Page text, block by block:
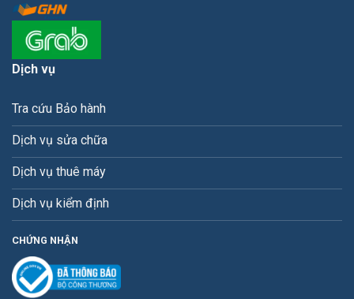
Dịch vụ
Tra cứu Bảo hành
Dịch vụ sửa chữa
Dịch vụ thuê máy
Dịch vụ kiểm định
CHỨNG NHẬN